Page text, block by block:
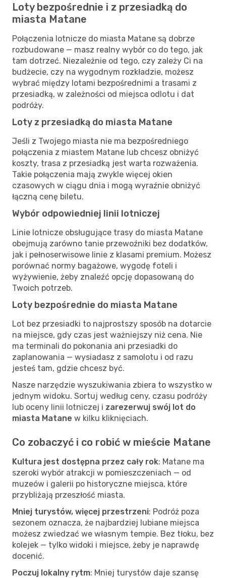
Loty bezpośrednie i z przesiadką do
miasta Matane
Połączenia lotnicze do miasta Matane są dobrze
rozbudowane — masz realny wybór co do tego, jak
tam dotrzeć. Niezależnie od tego, czy zależy Ci na
budżecie, czy na wygodnym rozkładzie, możesz
wybrać między lotami bezpośrednimi a trasami z
przesiadką, w zależności od miejsca odlotu i dat
podróży.
Loty z przesiadką do miasta Matane
Jeśli z Twojego miasta nie ma bezpośredniego
połączenia z miastem Matane lub chcesz obniżyć
koszty, trasa z przesiadką jest warta rozważenia.
Takie połączenia mają zwykle więcej okien
czasowych w ciągu dnia i mogą wyraźnie obniżyć
łączną cenę biletu.
Wybór odpowiedniej linii lotniczej
Linie lotnicze obsługujące trasy do miasta Matane
obejmują zarówno tanie przewoźniki bez dodatków,
jak i pełnoserwisowe linie z klasami premium. Możesz
porównać normy bagażowe, wygodę foteli i
wyżywienie, żeby znaleźć opcję dopasowaną do
Twoich potrzeb.
Loty bezpośrednie do miasta Matane
Lot bez przesiadki to najprostszy sposób na dotarcie
na miejsce, gdy czas jest ważniejszy niż cena. Nie
ma terminali do pokonania ani przesiadki do
zaplanowania — wysiadasz z samolotu i od razu
jesteś tam, gdzie chcesz być.
Nasze narzędzie wyszukiwania zbiera to wszystko w
jednym widoku. Sortuj według ceny, czasu podróży
lub oceny linii lotniczej i zarezerwuj swój lot do
miasta Matane w kilku kliknięciach.
Co zobaczyć i co robić w mieście Matane
Kultura jest dostępna przez cały rok: Matane ma
szeroki wybór atrakcji w pomieszczeniach — od
muzeów i galerii po historyczne miejsca, które
przybliżają przeszłość miasta.
Mniej turystów, więcej przestrzeni: Podróż poza
sezonem oznacza, że najbardziej lubiane miejsca
możesz zwiedzać we własnym tempie. Bez tłoku, bez
kolejek — tylko widoki i miejsce, żeby je naprawdę
docenić.
Poczuj lokalny rytm: Mniej turystów daje szansę